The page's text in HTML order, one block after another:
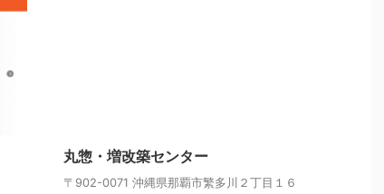
丸惣・増改築センター
〒902-0071 沖縄県那覇市繁多川２丁目１６